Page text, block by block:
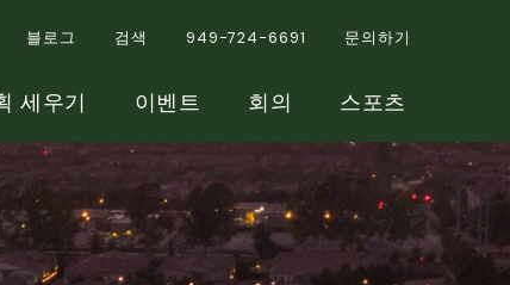
블로그 검색 949-724-6691 문의하기
세우기 이벤트 회의 스포츠